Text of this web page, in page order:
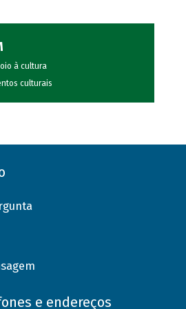
à cultura
culturais
e endereços